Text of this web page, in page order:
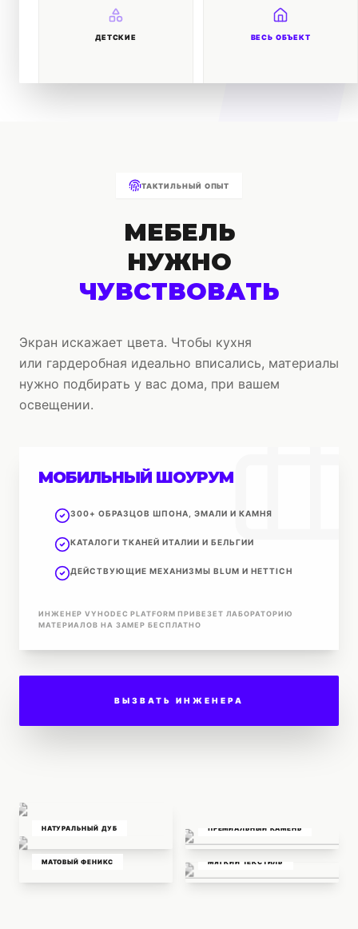
ДЕТСКИЕ ВЕСЬ ОБЪЕКТ
ТАКТИЛЬНЫЙ ОПЫТ
МЕБЕЛЬ
НУЖНО
ЧУВСТВОВАТЬ
Экран искажает цвета. Чтобы кухня
или гардеробная идеально вписались, материалы
нужно подбирать у вас дома, при вашем
освещении.
МОБИЛЬНЫЙ ШОУРУМ
300+ ОБРАЗЦОВ ШПОНА, ЭМАЛИ И КАМНЯ
КАТАЛОГИ ТКАНЕЙ ИТАЛИИ И БЕЛЬГИИ
ДЕЙСТВУЮЩИЕ МЕХАНИЗМЫ BLUM И HETTICH
ИНЖЕНЕР VYHODEC PLATFORM ПРИВЕЗЕТ ЛАБОРАТОРИЮ
МАТЕРИАЛОВ НА ЗАМЕР БЕСПЛАТНО
ВЫЗВАТЬ ИНЖЕНЕРА
НАТУРАЛЬНЫЙ ДУБ ПРЕМИАЛЬНЫЙ КАМЕНЬ
МАТОВЫЙ ФЕНИКС МЯГКИЙ ТЕКСТИЛЬ